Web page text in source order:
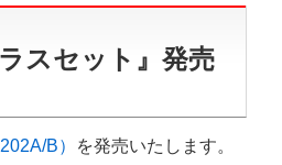
スセット』発売
B） を発売いたします。